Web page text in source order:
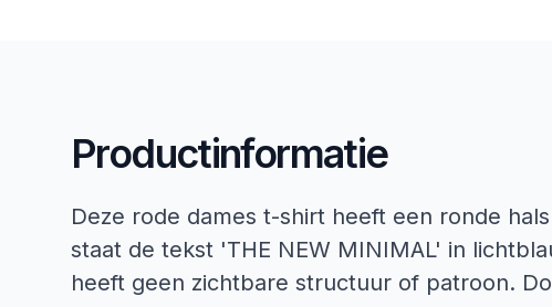
Productinformatie
Deze rode dames t-shirt heeft een ronde
staat de tekst 'THE NEW MINIMAL' in
heeft geen zichtbare structuur of patroon.